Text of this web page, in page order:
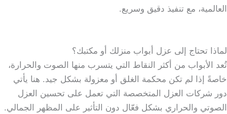
العالمية، مع تنفيذ دقيق وسريع.
لماذا تحتاج إلى عزل أبواب منزلك أو مكتبك؟
تُعد الأبواب من أكثر النقاط التي يتسرب منها الصوت والحرارة،
خاصةً إذا لم تكن محكمة الغلق أو معزولة بشكل جيد. هنا يأتي
دور شركات العزل المتخصصة التي تعمل على تحسين العزل
الصوتي والحراري بشكل فعّال دون التأثير على المظهر الجمالي.